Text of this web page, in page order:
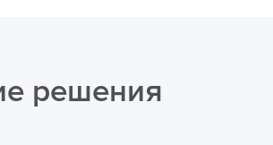
решения